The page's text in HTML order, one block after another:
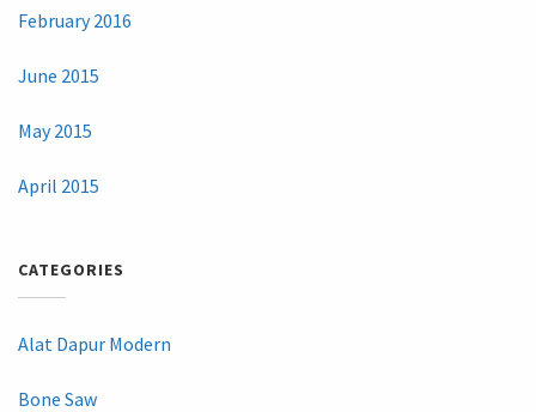
February 2016
June 2015
May 2015
April 2015
CATEGORIES
Alat Dapur Modern
Bone Saw